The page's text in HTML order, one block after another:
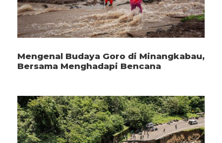
Mengenal Budaya Goro di Minangkabau,
Bersama Menghadapi Bencana